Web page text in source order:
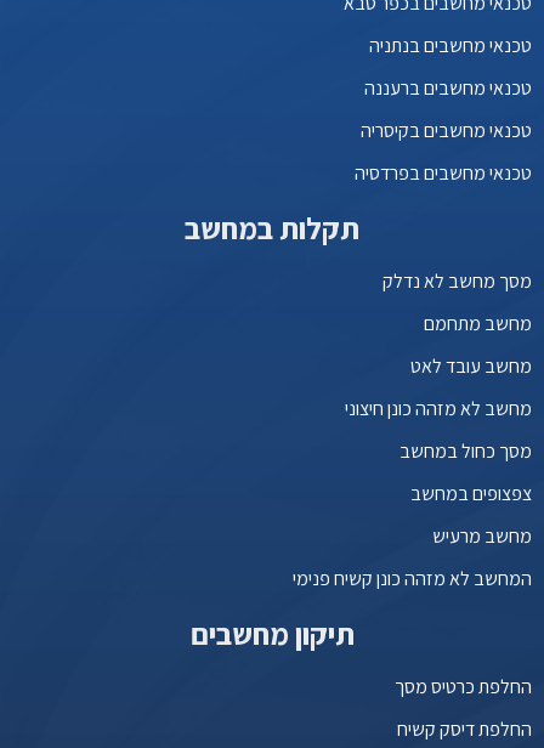
טכנאי מחשבים בנתניה
טכנאי מחשבים ברעננה
טכנאי מחשבים בקיסריה
טכנאי מחשבים בפרדסיה
תקלות במחשב
מסך מחשב לא נדלק
מחשב מתחמם
מחשב עובד לאט
מחשב לא מזהה כונן חיצוני
מסך כחול במחשב
צפצופים במחשב
מחשב מרעיש
המחשב לא מזהה כונן קשיח פנימי
תיקון מחשבים
החלפת כרטיס מסך
החלפת דיסק קשיח